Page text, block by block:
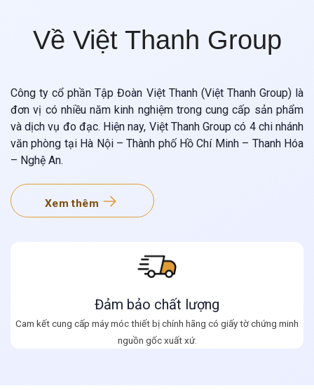
Về Việt Thanh Group
Công ty cổ phần Tập Đoàn Việt Thanh (Việt Thanh Group) là
đơn vị có nhiều năm kinh nghiệm trong cung cấp sản phẩm
và dịch vụ đo đạc. Hiện nay, Việt Thanh Group có 4 chi nhánh
văn phòng tại Hà Nội – Thành phố Hồ Chí Minh – Thanh Hóa
– Nghệ An.
Xem thêm
Đảm bảo chất lượng
Cam kết cung cấp máy móc thiết bị chính hãng có giấy tờ chứng minh
nguồn gốc xuất xứ.